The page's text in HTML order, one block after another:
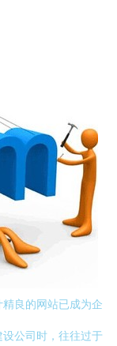
良的网站已成为企
公司时，往往过于